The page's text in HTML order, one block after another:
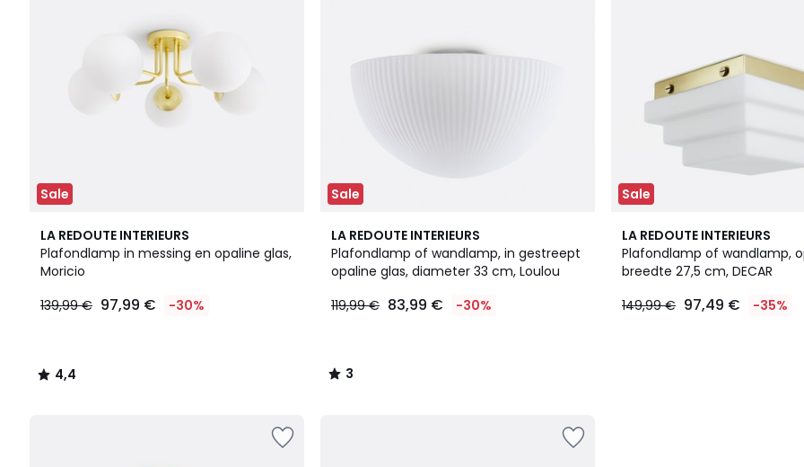
Sale
LA REDOUTE INTERIEURS
Plafondlamp in messing en opaline glas,
Moricio
€
139,99
139,99 € 97,99 € -30%
4,4
/ 5
4,4
/
Sale
LA REDOUTE INTERIEURS
Plafondlamp of wandlamp, in gestreept
opaline glas, diameter 33 cm, Loulou
119,99 € 83,99 € -30%
3
/
5
3
/
Sale
LA REDOUTE INTERIEURS
Plafondlamp of wandlamp,
breedte 27,5 cm, DECAR
149,99 € 97,49 € -35%